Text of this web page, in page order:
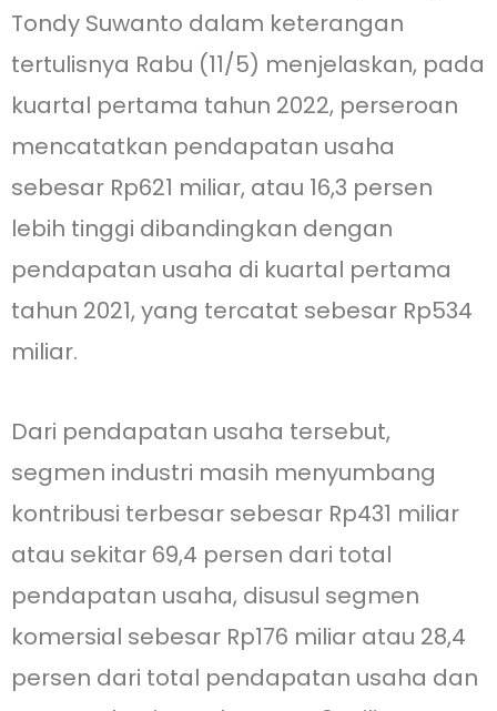
Tondy Suwanto dalam keterangan
tertulisnya Rabu (11/5) menjelaskan, pada
kuartal pertama tahun 2022, perseroan
mencatatkan pendapatan usaha
sebesar Rp621 miliar, atau 16,3 persen
lebih tinggi dibandingkan dengan
pendapatan usaha di kuartal pertama
tahun 2021, yang tercatat sebesar Rp534
miliar.
Dari pendapatan usaha tersebut,
segmen industri masih menyumbang
kontribusi terbesar sebesar Rp431 miliar
atau sekitar 69,4 persen dari total
pendapatan usaha, disusul segmen
komersial sebesar Rp176 miliar atau 28,4
persen dari total pendapatan usaha dan